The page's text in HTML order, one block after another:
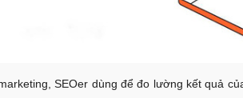
SEOer dùng để đo lường kết quả